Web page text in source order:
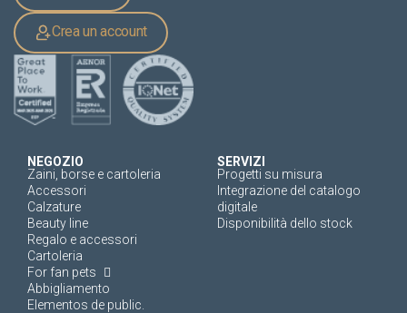
Crea un account
NEGOZIO
Zaini, borse e cartoleria
Accessori
Calzature
Beauty line
Regalo e accessori
Cartoleria
For fan pets
Abbigliamento
Elementos de public.
SERVIZI
Progetti su misura
Integrazione del catalogo
digitale
Disponibilità dello stock